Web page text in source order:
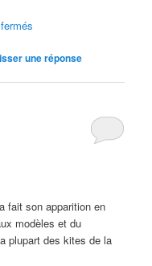
une réponse
fait son apparition en
modèles et du
plupart des kites de la